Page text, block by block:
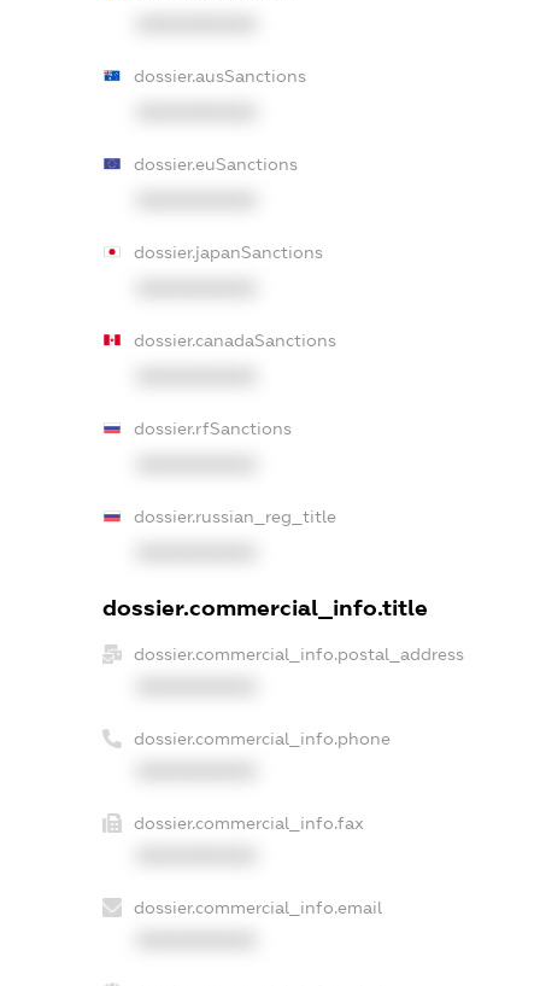
dossier.ausSanctions
dossier.euSanctions
dossier.japanSanctions
dossier.canadaSanctions
dossier.rfSanctions
dossier.russian_reg_title
dossier.commercial_info.title
dossier.commercial_info.postal_address
dossier.commercial_info.phone
dossier.commercial_info.fax
dossier.commercial_info.email